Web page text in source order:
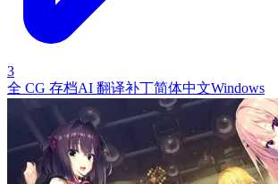
3
全 CG 存档AI 翻译补丁简体中文Windows